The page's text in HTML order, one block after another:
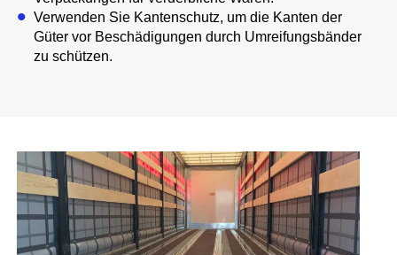
Verwenden Sie Kantenschutz, um die Kanten der
Güter vor Beschädigungen durch Umreifungsbänder
zu schützen.